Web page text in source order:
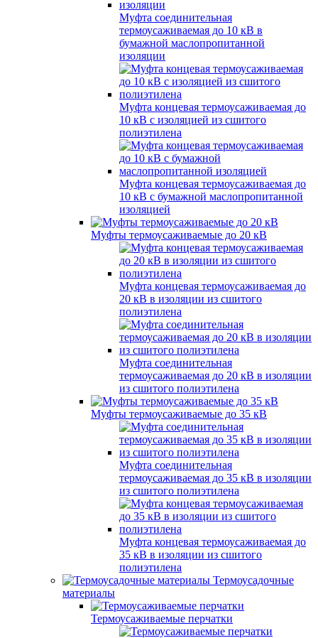
Муфта соединительная
термоусаживаемая до 10 кВ в
бумажной маслопропитанной
изоляции
Муфта концевая термоусаживаемая до
10 кВ с изоляцией из сшитого
полиэтилена
Муфта концевая термоусаживаемая до
10 кВ с бумажной маслопропитанной
изоляцией
Муфты термоусаживаемые до 20 кВ
Муфта концевая термоусаживаемая до
20 кВ в изоляции из сшитого
полиэтилена
Муфта соединительная
термоусаживаемая до 20 кВ в изоляции
из сшитого полиэтилена
Муфты термоусаживаемые до 35 кВ
Муфта соединительная
термоусаживаемая до 35 кВ в изоляции
из сшитого полиэтилена
Муфта концевая термоусаживаемая до
35 кВ в изоляции из сшитого
полиэтилена
Термоусадочные
материалы
Термоусаживаемые перчатки